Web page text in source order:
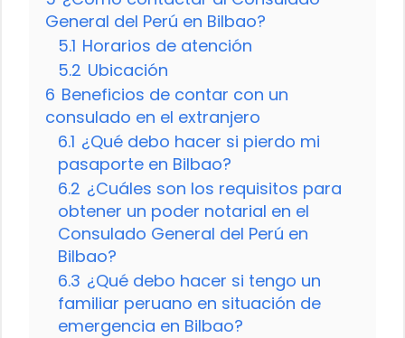
General del Perú en Bilbao?
5.1 Horarios de atención
5.2 Ubicación
6 Beneficios de contar con un
consulado en el extranjero
6.1 ¿Qué debo hacer si pierdo mi
pasaporte en Bilbao?
6.2 ¿Cuáles son los requisitos para
obtener un poder notarial en el
Consulado General del Perú en
Bilbao?
6.3 ¿Qué debo hacer si tengo un
familiar peruano en situación de
emergencia en Bilbao?